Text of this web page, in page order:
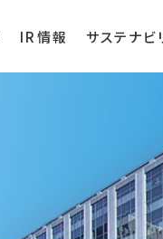
IR情報 サステナビ